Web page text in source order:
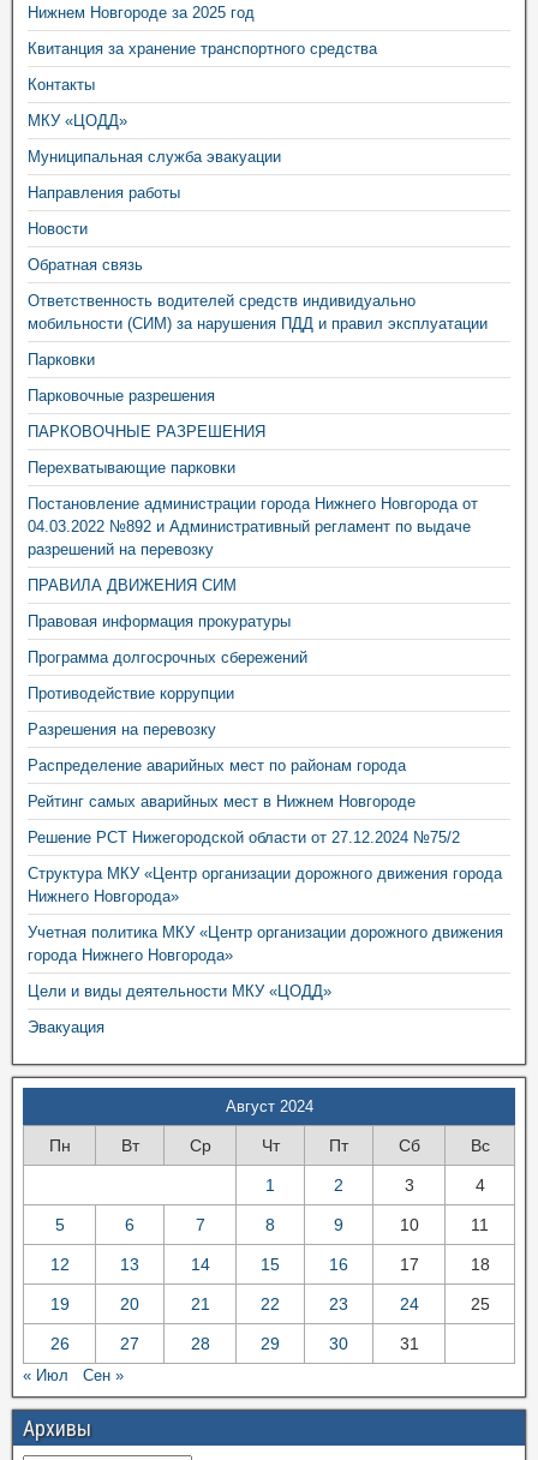
Нижнем Новгороде за 2025 год
Квитанция за хранение транспортного средства
Контакты
МКУ «ЦОДД»
Муниципальная служба эвакуации
Направления работы
Новости
Обратная связь
Ответственность водителей средств индивидуально
мобильности (СИМ) за нарушения ПДД и правил эксплуатации
Парковки
Парковочные разрешения
ПАРКОВОЧНЫЕ РАЗРЕШЕНИЯ
Перехватывающие парковки
Постановление администрации города Нижнего Новгорода от
04.03.2022 №892 и Административный регламент по выдаче
разрешений на перевозку
ПРАВИЛА ДВИЖЕНИЯ СИМ
Правовая информация прокуратуры
Программа долгосрочных сбережений
Противодействие коррупции
Разрешения на перевозку
Распределение аварийных мест по районам города
Рейтинг самых аварийных мест в Нижнем Новгороде
Решение РСТ Нижегородской области от 27.12.2024 №75/2
Структура МКУ «Центр организации дорожного движения города
Нижнего Новгорода»
Учетная политика МКУ «Центр организации дорожного движения
города Нижнего Новгорода»
Цели и виды деятельности МКУ «ЦОДД»
Эвакуация
Август 2024
Пн Вт Ср Чт Пт Сб Вс
1 2 3 4
5 6 7 8 9 10 11
12 13 14 15 16 17 18
19 20 21 22 23 24 25
26 27 28 29 30 31
« Июл Сен »
Архивы